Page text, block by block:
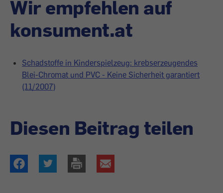
Wir empfehlen auf
konsument.at
Schadstoffe in Kinderspielzeug: krebserzeugendes
Blei-Chromat und PVC - Keine Sicherheit garantiert
(11/2007)
Diesen Beitrag teilen